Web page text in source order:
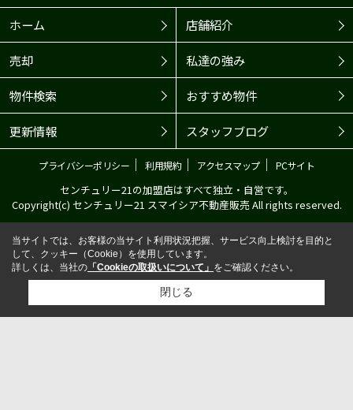
ホーム
店舗紹介
売却 私達の強み
物件検索 おすすめ物件
更新情報 スタッフブログ
プライバシーポリシー ｜ 利用規約｜ アクセスマップ｜ PCサイト
センチュリー21の加盟店はすべて独立・自営です。
Copyright(c) センチュリー21 スマイシア不動産販売 All rights reserved.
当サイトでは、お客様の当サイト利用状況把握、サービス向上検討を目的と
して、クッキー（Cookie）を使用しています。
詳しくは、当社の 「Cookieの取扱いについて」 をご確認ください。
閉じる